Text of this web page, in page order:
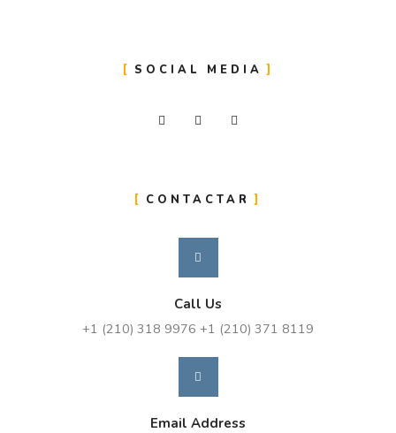
SOCIAL MEDIA
CONTACTAR
Call Us
+1 (210) 318 9976 +1 (210) 371 8119
Email Address